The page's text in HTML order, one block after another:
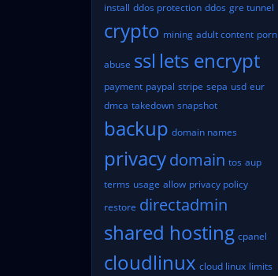
install ddos protection ddos gre tunnel
crypto mining adult content porn
abuse ssl lets encrypt
payment paypal stripe sepa usd eur
dmca takedown snapshot
backup domain names
privacydomain tos aup
terms usage allow privacy policy
restore directadmin
shared hosting cpanel
cloudlinux cloud linux limits